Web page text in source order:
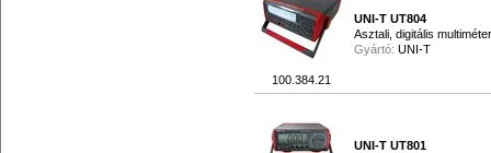
100.384.21
UNI-T UT804
Asztali, digitális
Gyártó: UNI-T
UNI-T UT801